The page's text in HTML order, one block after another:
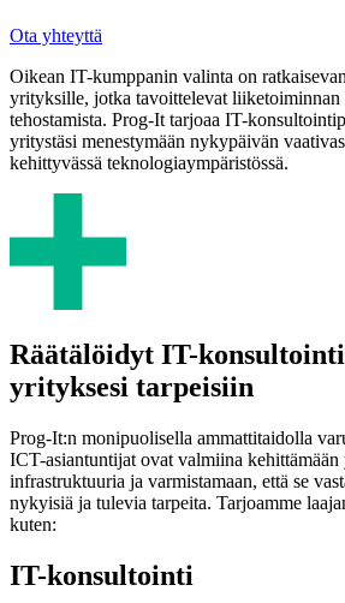
Ota yhteyttä
Oikean IT-kumppanin valinta on
yrityksille, jotka tavoittelevat liiketoiminnan
tehostamista. Prog-It tarjoaa IT-
yritystäsi menestymään nykypäivän
kehittyvässä teknologiaympäristössä.
Räätälöidyt IT-
yrityksesi tarpeisiin
Prog-It:n monipuolisella ammattitaidolla
ICT-asiantuntijat ovat valmiina
infrastruktuuria ja varmistamaan, että se
nykyisiä ja tulevia tarpeita. Tarjoamme
kuten:
IT-konsultointi